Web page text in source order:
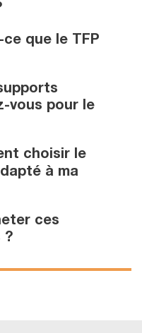
que le TFP
vous pour le
choisir le
à ma
ces
?